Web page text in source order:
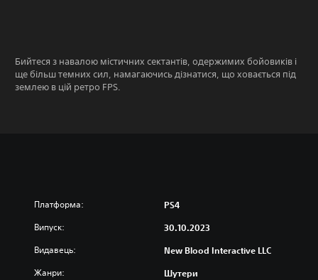
Бийтеся з навалою містичних сектантів, одержимих бойовиків і
ще більш темних сил, намагаючись дізнатися, що ховається під
землею в цій ретро FPS.
Платформа: PS4
Випуск: 30.10.2023
Видавець: New Blood Interactive LLC
Жанри: Шутери